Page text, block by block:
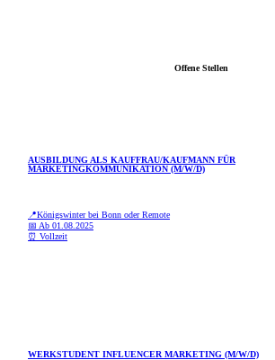
Offene Stellen
AUSBILDUNG ALS KAUFFRAU/KAUFMANN FÜR
MARKETINGKOMMUNIKATION (M/W/D)
📍Königswinter bei Bonn oder Remote
📅 Ab 01.08.2025
⏰ Vollzeit
WERKSTUDENT INFLUENCER MARKETING (M/W/D)